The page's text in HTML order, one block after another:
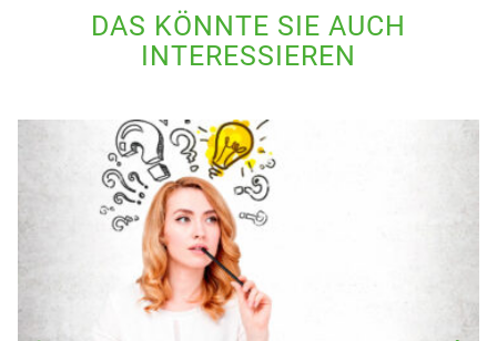
DAS KÖNNTE SIE AUCH
INTERESSIEREN